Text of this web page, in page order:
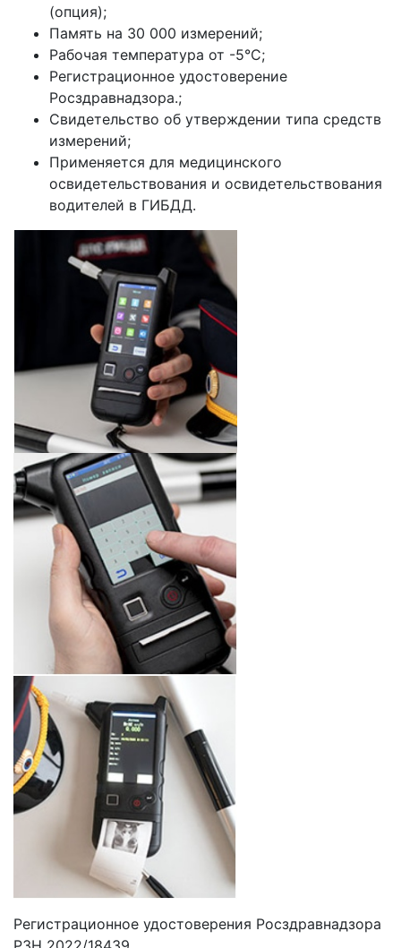
(опция);
Память на 30 000 измерений;
Рабочая температура от -5°С;
Регистрационное удостоверение
Росздравнадзора.;
Свидетельство об утверждении типа средств
измерений;
Применяется для медицинского
освидетельствования и освидетельствования
водителей в ГИБДД.
Регистрационное удостоверения Росздравнадзора